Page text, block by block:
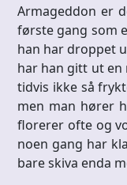
Armageddon er
første gang som
han har droppet
har han gitt ut en
tidvis ikke så
men man hører
florerer ofte og
noen gang har
bare skiva enda